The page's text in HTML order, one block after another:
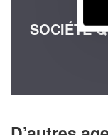
SOCIÉTÉ